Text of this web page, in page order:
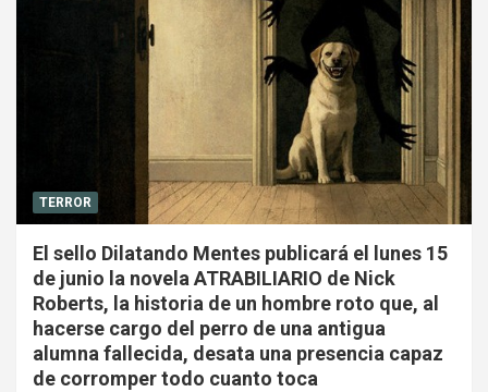
TERROR
El sello Dilatando Mentes publicará el lunes 15
de junio la novela ATRABILIARIO de Nick
Roberts, la historia de un hombre roto que, al
hacerse cargo del perro de una antigua
alumna fallecida, desata una presencia capaz
de corromper todo cuanto toca